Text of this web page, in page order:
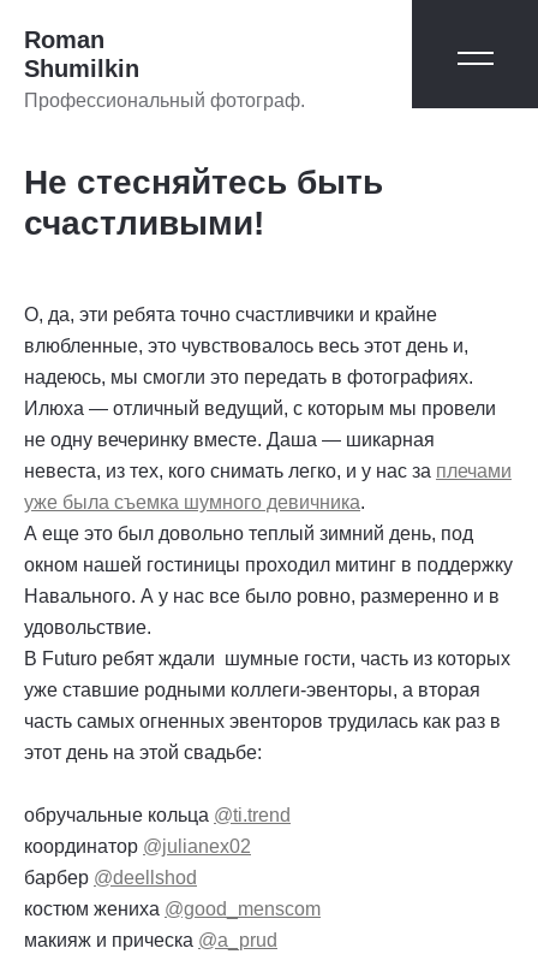
Roman
Shumilkin
Профессиональный фотограф.
Не стесняйтесь быть
счастливыми!
О, да, эти ребята точно счастливчики и крайне
влюбленные, это чувствовалось весь этот день и,
надеюсь, мы смогли это передать в фотографиях.
Илюха — отличный ведущий, с которым мы провели
не одну вечеринку вместе. Даша — шикарная
невеста, из тех, кого снимать легко, и у нас за плечами
уже была съемка шумного девичника.
А еще это был довольно теплый зимний день, под
окном нашей гостиницы проходил митинг в поддержку
Навального. А у нас все было ровно, размеренно и в
удовольствие.
В Futuro ребят ждали шумные гости, часть из которых
уже ставшие родными коллеги-эвенторы, а вторая
часть самых огненных эвенторов трудилась как раз в
этот день на этой свадьбе:
обручальные кольца @ti.trend
координатор @julianex02
барбер @deellshod
костюм жениха @good_menscom
макияж и прическа @a_prud